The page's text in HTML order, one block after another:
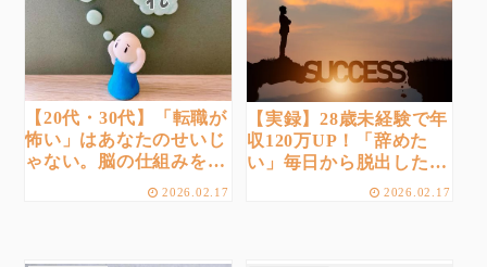
【20代・30代】「転職が
怖い」はあなたのせいじ
ゃない。脳の仕組みを理
解し、不安を自信に変え
2026.02.17
【実録】28歳未経験で年
収120万UP！「辞めた
い」毎日から脱出した転
職成功インタビュー2026.02.17